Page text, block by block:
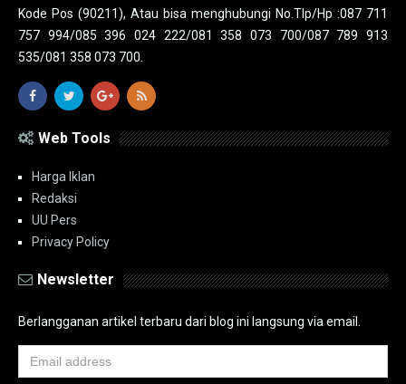
Kode Pos (90211), Atau bisa menghubungi No.Tlp/Hp :087 711
757 994/085 396 024 222/081 358 073 700/087 789 913
535/081 358 073 700.
Web Tools
Harga Iklan
Redaksi
UU Pers
Privacy Policy
Newsletter
Berlangganan artikel terbaru dari blog ini langsung via email.